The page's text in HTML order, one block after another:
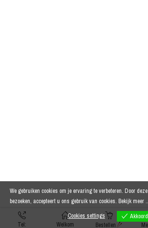
Tel: Welkom Bestellen
We gebruiken cookies om je ervaring te verbeteren. Door
bezoeken, accepteert u ons gebruik van cookies. Bekijk meer
Cookies settings
Akkoord